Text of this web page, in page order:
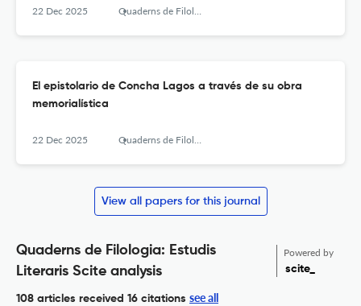
22 Dec 2025 Quaderns de Filologia - Estudis Literaris
El epistolario de Concha Lagos a través de su obra
memorialística
22 Dec 2025 Quaderns de Filologia - Estudis Literaris
View all papers for this journal
Quaderns de Filologia: Estudis
Literaris Scite analysis
Powered by
scite_
108 articles received 16 citations see all